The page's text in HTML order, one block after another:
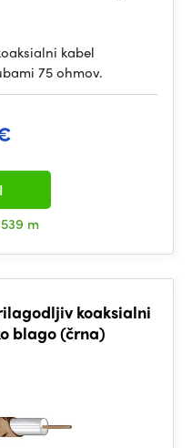
kabel
75 ohmov.
539 m
koaksialni
blago (črna)